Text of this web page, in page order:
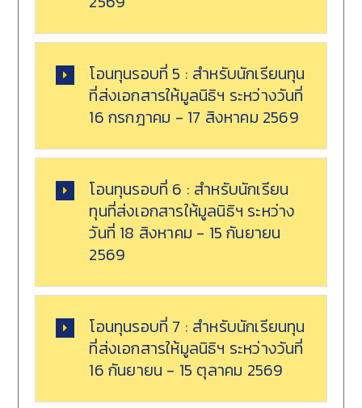
โอนทุนรอบที่ 5 : สำหรับนักเรียนทุน
ที่ส่งเอกสารให้มูลนิธิฯ ระหว่างวันที่
16 กรกฎาคม - 17 สิงหาคม 2569
โอนทุนรอบที่ 6 : สำหรับนักเรียน
ทุนที่ส่งเอกสารให้มูลนิธิฯ ระหว่าง
วันที่ 18 สิงหาคม - 15 กันยายน
2569
โอนทุนรอบที่ 7 : สำหรับนักเรียนทุน
ที่ส่งเอกสารให้มูลนิธิฯ ระหว่างวันที่
16 กันยายน - 15 ตุลาคม 2569